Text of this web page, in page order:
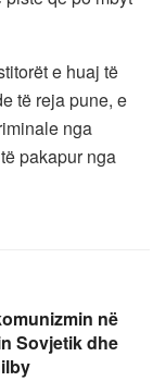
e huaj të
të reja pune, e
nga
pakapur nga
në
Sovjetik dhe